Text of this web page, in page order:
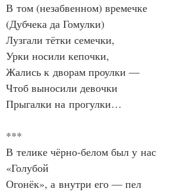
В том (незабвенном) времечке
(Дубчека да Гомулки)
Лузгали тётки семечки,
Урки носили кепочки,
Жались к дворам проулки —
Чтоб выносили девочки
Прыгалки на прогулки…
***
В телике чёрно‑белом был у нас
«Голубой
Огонёк», а внутри его — пел